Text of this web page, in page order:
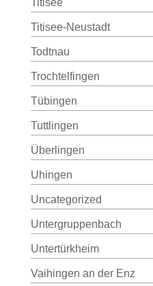
Titisee
Titisee-Neustadt
Todtnau
Trochtelfingen
Tübingen
Tuttlingen
Überlingen
Uhingen
Uncategorized
Untergruppenbach
Untertürkheim
Vaihingen an der Enz